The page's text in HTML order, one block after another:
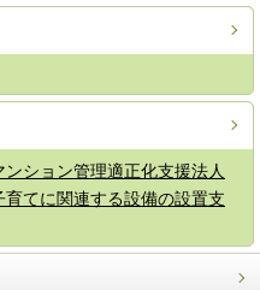
ンション管理適正化支援法人
育てに関連する設備の設置支